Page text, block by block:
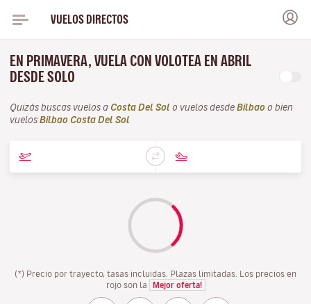
VUELOS DIRECTOS
EN PRIMAVERA, VUELA CON VOLOTEA EN ABRIL
DESDE SOLO
Quizás buscas vuelos a Costa Del Sol o vuelos desde Bilbao o bien
vuelos Bilbao Costa Del Sol
(*) Precio por trayecto, tasas incluidas. Plazas limitadas. Los precios en
rojo son la
Mejor oferta!